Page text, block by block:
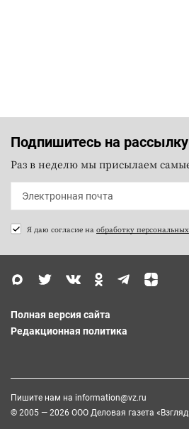
Подпишитесь на рассылку
Раз в неделю мы присылаем
Я даю согласие на обработку
Полная версия сайта
Редакционная политика
Пишите нам на information@vz.ru
© 2005 — 2026 ООО Деловая газета